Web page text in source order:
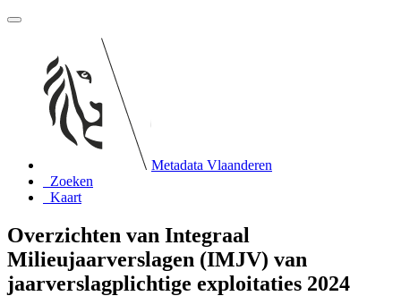
Metadata Vlaanderen
Zoeken
Kaart
Overzichten van Integraal
Milieujaarverslagen (IMJV) van
jaarverslagplichtige exploitaties 2024